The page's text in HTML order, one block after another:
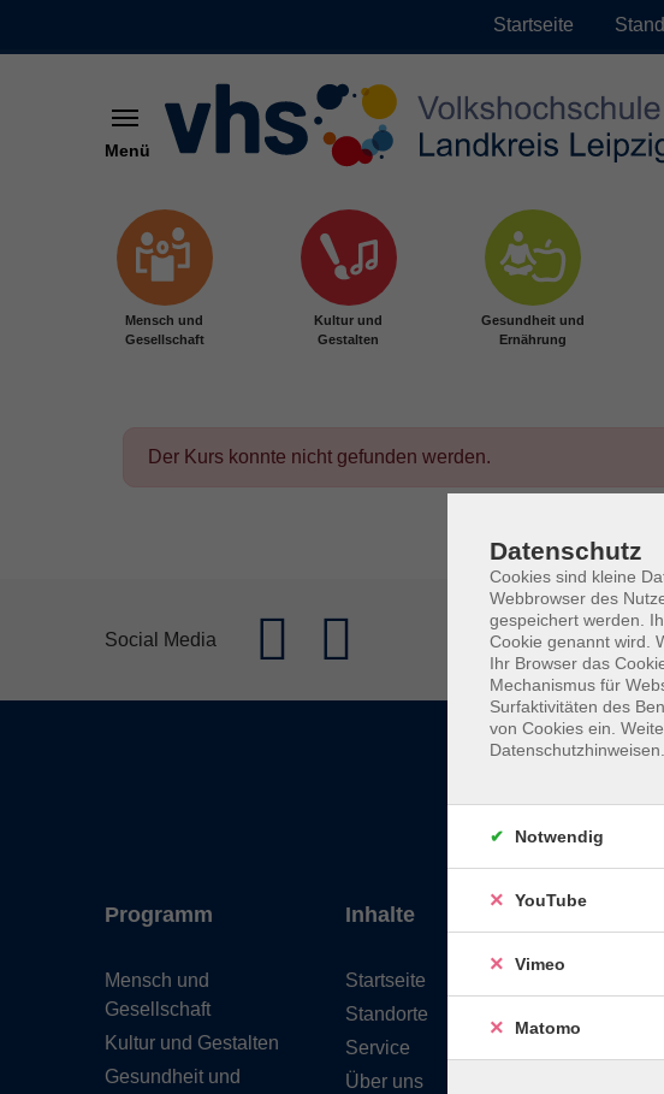
Startseite
Menü
Mensch und
Gesellschaft
Kultur und
Gestalten
Gesundheit und
Ernährung
Der Kurs konnte nicht gefunden werden.
Social Media
Programm
Mensch und
Gesellschaft
Kultur und Gestalten
Gesundheit und
Inhalte
Startseite
Standorte
Service
Über uns
Datenschutz
Cookies sind kleine
Webbrowser des
gespeichert werden.
Cookie genannt wird.
Ihr Browser das
Mechanismus für
Surfaktivitäten des
von Cookies ein.
Datenschutzhinweisen.
Notwendig
YouTube
Vimeo
Matomo